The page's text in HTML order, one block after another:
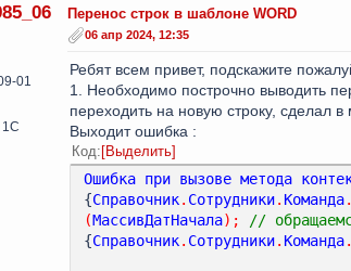
01
1С
Перенос строк в шаблоне WORD
06 апр 2024, 12:35
Ребят всем привет, подскажите
1. Необходимо построчно выводить
переходить на новую строку, сделал в
Выходит ошибка :
Код Выделить
Ошибка при вызове метода
{Справочник. Сотрудники. Команда.
(МассивДатНачала);
//
{Справочник. Сотрудники. Команда.